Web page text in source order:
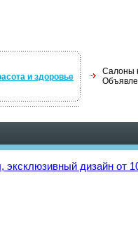
и здоровье
Салоны
дизайн от